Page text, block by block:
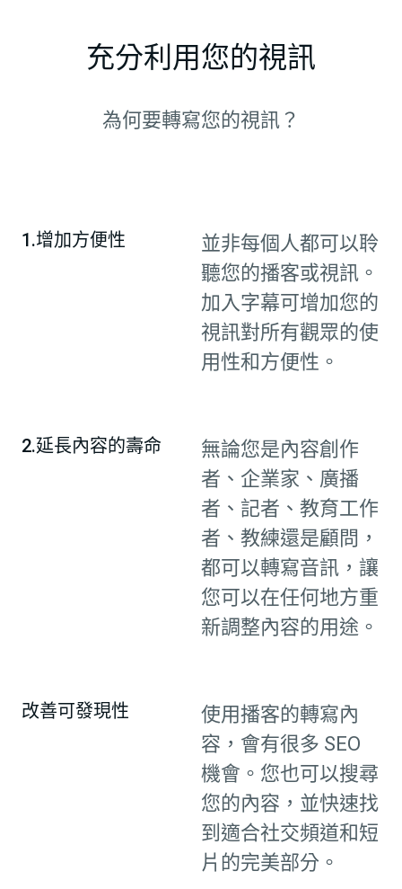
充分利用您的視訊
為何要轉寫您的視訊？
1.增加方便性
並非每個人都可以聆
聽您的播客或視訊。
加入字幕可增加您的
視訊對所有觀眾的使
用性和方便性。
2.延長內容的壽命
無論您是內容創作
者、企業家、廣播
者、記者、教育工作
者、教練還是顧問，
都可以轉寫音訊，讓
您可以在任何地方重
新調整內容的用途。
改善可發現性
使用播客的轉寫內
容，會有很多 SEO
機會。您也可以搜尋
您的內容，並快速找
到適合社交頻道和短
片的完美部分。